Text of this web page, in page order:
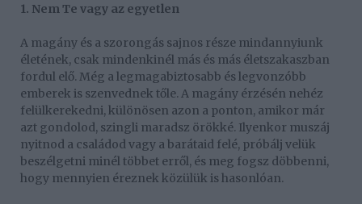
1. Nem Te vagy az egyetlen
A magány és a szorongás sajnos része mindannyiunk
életének, csak mindenkinél más és más életszakaszban
fordul elő. Még a legmagabiztosabb és legvonzóbb
emberek is szenvednek tőle. A magány érzésén nehéz
felülkerekedni, különösen azon a ponton, amikor már
azt gondolod, szingli maradsz örökké. Ilyenkor muszáj
nyitnod a családod vagy a barátaid felé, próbálj velük
beszélgetni minél többet erről, és meg fogsz döbbenni,
hogy mennyien éreznek közülük is hasonlóan.